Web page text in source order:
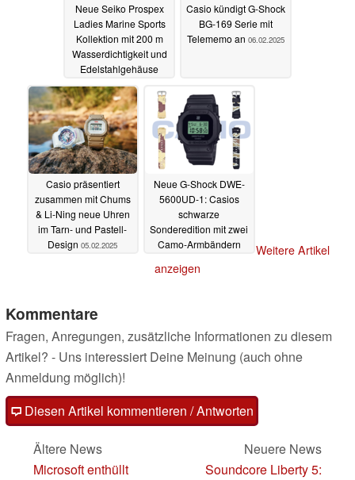
Neue Seiko Prospex
Ladies Marine Sports
Kollektion mit 200 m
Wasserdichtigkeit und
Edelstahlgehäuse
13.02.2025
Casio kündigt G-Shock
BG-169 Serie mit
Telememo an 06.02.2025
Casio präsentiert
zusammen mit Chums
& Li-Ning neue Uhren
im Tarn- und Pastell-
Design 05.02.2025
Neue G-Shock DWE-
5600UD-1: Casios
schwarze
Sonderedition mit zwei
Camo-Armbändern
Weitere Artikel
anzeigen
Kommentare
Fragen, Anregungen, zusätzliche Informationen zu diesem
Artikel? - Uns interessiert Deine Meinung (auch ohne
Anmeldung möglich)!
Diesen Artikel kommentieren / Antworten
Ältere News
Microsoft enthüllt
Neuere News
Soundcore Liberty 5: